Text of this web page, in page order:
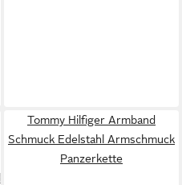
Tommy Hilfiger Armband
Schmuck Edelstahl Armschmuck
Panzerkette